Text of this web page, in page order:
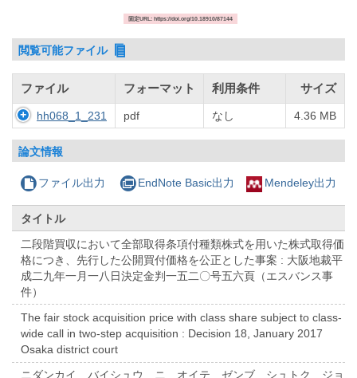
固定URL: https://doi.org/10.18910/87144
閲覧可能ファイル
ファイル フォーマット 利用条件 サイズ
hh068_1_231 pdf なし 4.36 MB
論文情報
ファイル出力 EndNote Basic出力 Mendeley出力
タイトル
二段階買収において全部取得条項付種類株式を用いた株式取得価
格につき、先行した公開買付価格を公正とした事案 : 大阪地裁平
成二九年一月一八日決定金判一五二〇号五六頁（エスバンス事
件）
The fair stock acquisition price with class share subject to class-
wide call in two-step acquisition : Decision 18, January 2017
Osaka district court
ニダンカイ バイシュウ ニ オイテ ゼンブ シュトク ジョ